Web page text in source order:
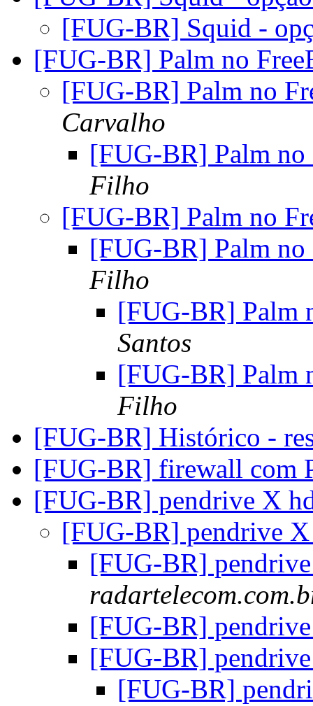
[FUG-BR] Squid -
[FUG-BR] Palm no
[FUG-BR] Palm no
Carvalho
[FUG-BR] Palm
Filho
[FUG-BR] Palm no
[FUG-BR] Palm
Filho
[FUG-BR] Palm
Santos
[FUG-BR] Palm
Filho
[FUG-BR] Histórico -
[FUG-BR] firewall com
[FUG-BR] pendrive X
[FUG-BR] pendrive
[FUG-BR]
[FUG-BR]
[FUG-BR]
[FUG-BR]